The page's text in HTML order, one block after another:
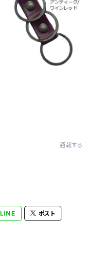
通報する
LINE ポスト